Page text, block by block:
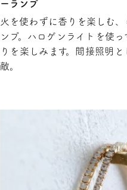
ーランプ
火を使わずに香りを楽しむ
ンプ。ハロゲンライトを使
りを楽しみます。間接照明
敵。